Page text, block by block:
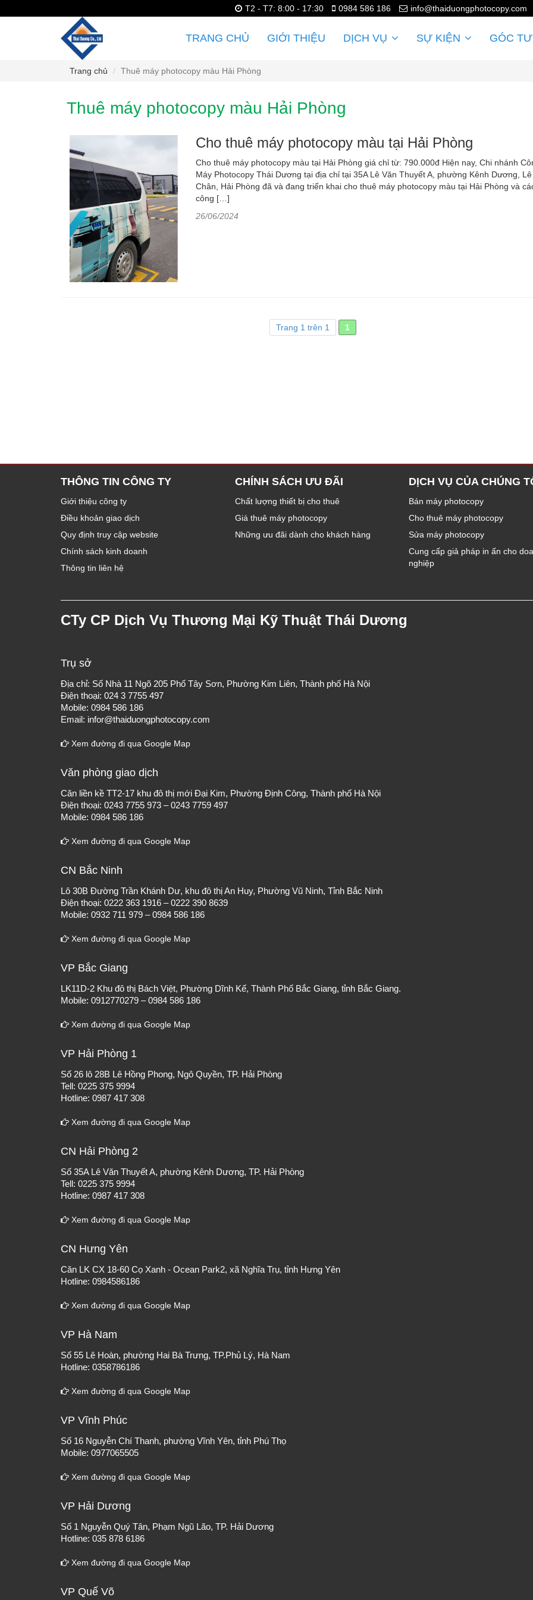
T2 - T7: 8:00 - 17:30 0984 586 186 info@thaiduongphotocopy.com
TRANG CHỦ GIỚI THIỆU DỊCH VỤ SỰ KIỆN GÓC
Trang chủ Thuê máy photocopy màu Hải Phòng
Thuê máy photocopy màu Hải Phòng
Cho thuê máy photocopy màu tại Hải Phòng
Cho thuê máy photocopy màu tại Hải Phòng giá chỉ từ: 790.000đ Hiện nay, Chi nhánh
Máy Photocopy Thái Dương tại địa chỉ tại 35A Lê Văn Thuyết A, phường Kênh Dương, Lê
Chân, Hải Phòng đã và đang triển khai cho thuê máy photocopy màu tại Hải Phòng và
công […]
26/06/2024
Trang 1 trên 1 1
THÔNG TIN CÔNG TY
Giới thiệu công ty
Điều khoản giao dịch
Quy định truy cập website
Chính sách kinh doanh
Thông tin liên hệ
CHÍNH SÁCH ƯU ĐÃI
Chất lượng thiết bị cho thuê
Giá thuê máy photocopy
Những ưu đãi dành cho khách hàng
DỊCH VỤ CỦA CHÚNG
Bán máy photocopy
Cho thuê máy photocopy
Sửa máy photocopy
Cung cấp giả pháp in ấn cho
nghiệp
CTy CP Dịch Vụ Thương Mại Kỹ Thuật Thái Dương
Trụ sở
Địa chỉ: Số Nhà 11 Ngõ 205 Phố Tây Sơn, Phường Kim Liên, Thành phố Hà Nội
Điện thoại: 024 3 7755 497
Mobile: 0984 586 186
Email: infor@thaiduongphotocopy.com
Xem đường đi qua Google Map
Văn phòng giao dịch
Căn liền kề TT2-17 khu đô thị mới Đại Kim, Phường Định Công, Thành phố Hà Nội
Điện thoại: 0243 7755 973 – 0243 7759 497
Mobile: 0984 586 186
Xem đường đi qua Google Map
CN Bắc Ninh
Lô 30B Đường Trần Khánh Dư, khu đô thị An Huy, Phường Vũ Ninh, Tỉnh Bắc Ninh
Điện thoại: 0222 363 1916 – 0222 390 8639
Mobile: 0932 711 979 – 0984 586 186
Xem đường đi qua Google Map
VP Bắc Giang
LK11D-2 Khu đô thị Bách Việt, Phường Dĩnh Kế, Thành Phố Bắc Giang, tỉnh Bắc Giang.
Mobile: 0912770279 – 0984 586 186
Xem đường đi qua Google Map
VP Hải Phòng 1
Số 26 lô 28B Lê Hồng Phong, Ngô Quyền, TP. Hải Phòng
Tell: 0225 375 9994
Hotline: 0987 417 308
Xem đường đi qua Google Map
CN Hải Phòng 2
Số 35A Lê Văn Thuyết A, phường Kênh Dương, TP. Hải Phòng
Tell: 0225 375 9994
Hotline: 0987 417 308
Xem đường đi qua Google Map
CN Hưng Yên
Căn LK CX 18-60 Cọ Xanh - Ocean Park2, xã Nghĩa Trụ, tỉnh Hưng Yên
Hotline: 0984586186
Xem đường đi qua Google Map
VP Hà Nam
Số 55 Lê Hoàn, phường Hai Bà Trưng, TP.Phủ Lý, Hà Nam
Hotline: 0358786186
Xem đường đi qua Google Map
VP Vĩnh Phúc
Số 16 Nguyễn Chí Thanh, phường Vĩnh Yên, tỉnh Phú Thọ
Mobile: 0977065505
Xem đường đi qua Google Map
VP Hải Dương
Số 1 Nguyễn Quý Tân, Phạm Ngũ Lão, TP. Hải Dương
Hotline: 035 878 6186
Xem đường đi qua Google Map
VP Quế Võ